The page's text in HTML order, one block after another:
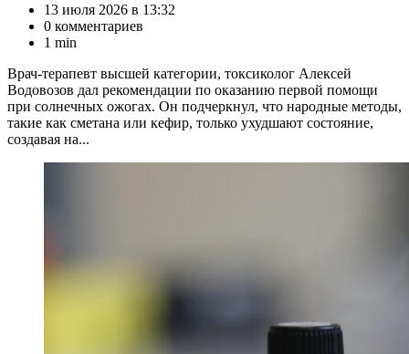
13 июля 2026 в 13:32
0 комментариев
1 min
Врач-терапевт высшей категории, токсиколог Алексей
Водовозов дал рекомендации по оказанию первой помощи
при солнечных ожогах. Он подчеркнул, что народные методы,
такие как сметана или кефир, только ухудшают состояние,
создавая на...